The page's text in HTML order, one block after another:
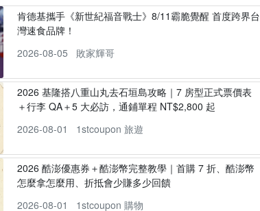
肯德基攜手《新世紀福音戰士》8/11霸脆覺醒 首度跨界台
灣速食品牌！
2026-08-05
敗家輝哥
2026 基隆搭八重山丸去石垣島攻略｜7 房型正式票價表
＋行李 QA＋5 大必訪，通鋪單程 NT$2,800 起
2026-08-01
1stcoupon 旅遊
2026 酷澎優惠券＋酷澎幣完整教學｜首購 7 折、酷澎幣
怎麼拿怎麼用、折抵會少賺多少回饋
2026-08-01
1stcoupon 購物